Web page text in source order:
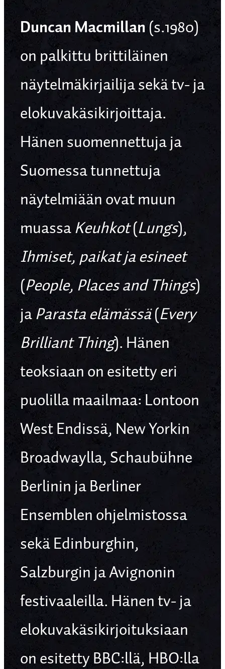
Duncan Macmillan (s.1980)
on palkittu brittiläinen
näytelmäkirjailija sekä tv- ja
elokuvakäsikirjoittaja.
Hänen suomennettuja ja
Suomessa tunnettuja
näytelmiään ovat muun
muassaKeuhkot(Lungs),
Ihmiset, paikat ja esineet
(People, Places and Things)
jaParasta elämässä(Every
Brilliant Thing). Hänen
teoksiaan on esitetty eri
puolilla maailmaa: Lontoon
West Endissä, New Yorkin
Broadwaylla, Schaubühne
Berlinin ja Berliner
Ensemblen ohjelmistossa
sekä Edinburghin,
Salzburgin ja Avignonin
festivaaleilla. Hänen tv- ja
elokuvakäsikirjoituksiaan
on esitetty BBC:llä, HBO:lla